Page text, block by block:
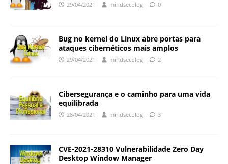
29/04/2021 mindsecblog 0
Bug no kernel do Linux abre portas para
ataques cibernéticos mais amplos
29/04/2021 mindsecblog 2
Cibersegurança e o caminho para uma vida
equilibrada
28/04/2021 mindsecblog 3
CVE-2021-28310 Vulnerabilidade Zero Day
Desktop Window Manager